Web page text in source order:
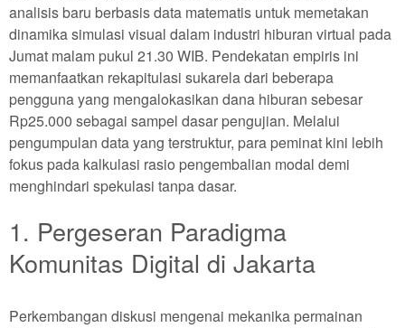
analisis baru berbasis data matematis untuk memetakan
dinamika simulasi visual dalam industri hiburan virtual pada
Jumat malam pukul 21.30 WIB. Pendekatan empiris ini
memanfaatkan rekapitulasi sukarela dari beberapa
pengguna yang mengalokasikan dana hiburan sebesar
Rp25.000 sebagai sampel dasar pengujian. Melalui
pengumpulan data yang terstruktur, para peminat kini lebih
fokus pada kalkulasi rasio pengembalian modal demi
menghindari spekulasi tanpa dasar.
1. Pergeseran Paradigma
Komunitas Digital di Jakarta
Perkembangan diskusi mengenai mekanika permainan